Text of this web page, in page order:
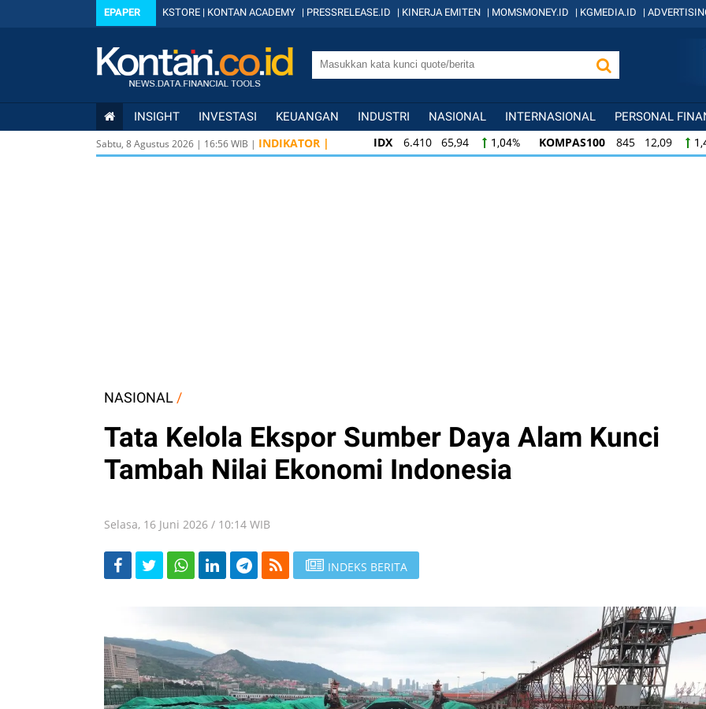
EPAPER KSTORE | KONTAN ACADEMY | PRESSRELEASE.ID | KINERJA EMITEN | MOMSMONEY.ID | KGMEDIA.ID |
INSIGHT INVESTASI KEUANGAN INDUSTRI NASIONAL INTERNASIONAL PERSONAL
Sabtu, 8 Agustus 2026 | 16:56WIB | INDIKATOR | IDX 6.410 65,94 1,04% KOMPAS100 845 12,09
KOMPAS100 845 12,09 1,45% LQ45 640 9,44
NASIONAL /
Tata Kelola Ekspor Sumber Daya Alam Kunci
Tambah Nilai Ekonomi Indonesia
Selasa, 16 Juni 2026 / 10:14 WIB
INDEKS BERITA